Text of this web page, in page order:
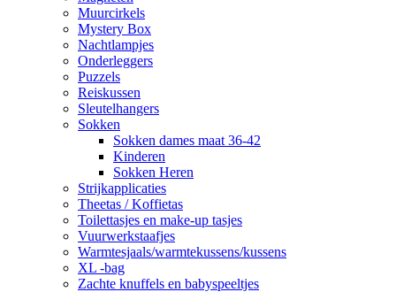
Muurcirkels
Mystery Box
Nachtlampjes
Onderleggers
Puzzels
Reiskussen
Sleutelhangers
Sokken
Sokken dames maat 36-42
Kinderen
Sokken Heren
Strijkapplicaties
Theetas / Koffietas
Toilettasjes en make-up tasjes
Vuurwerkstaafjes
Warmtesjaals/warmtekussens/kussens
XL -bag
Zachte knuffels en babyspeeltjes